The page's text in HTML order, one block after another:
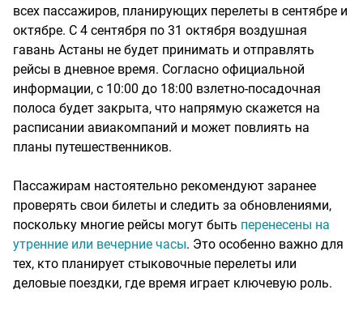
всех пассажиров, планирующих перелеты в сентябре и
октябре. С 4 сентября по 31 октября воздушная
гавань Астаны не будет принимать и отправлять
рейсы в дневное время. Согласно официальной
информации, с 10:00 до 18:00 взлетно-посадочная
полоса будет закрыта, что напрямую скажется на
расписании авиакомпаний и может повлиять на
планы путешественников.
Пассажирам настоятельно рекомендуют заранее
проверять свои билеты и следить за обновлениями,
поскольку многие рейсы могут быть перенесены на
утренние или вечерние часы. Это особенно важно для
тех, кто планирует стыковочные перелеты или
деловые поездки, где время играет ключевую роль.